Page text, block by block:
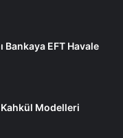
Bankaya EFT Havale
Modelleri